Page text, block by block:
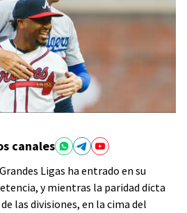
canales
Ligas ha entrado en su
y mientras la paridad dicta
las divisiones, en la cima del